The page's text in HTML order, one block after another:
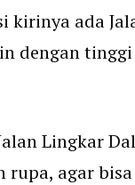
kirinya ada
dengan
Lingkar
agar